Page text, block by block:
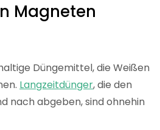
Magneten
Düngemittel, die Weißen
Langzeitdünger, die den
nach abgeben, sind ohnehin